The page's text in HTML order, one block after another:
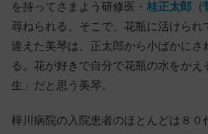
を持ってさまよう研修医・ 桂正太郎（
尋ねられる。そこで、花瓶に活けられ
違えた美琴は、正太郎から小ばかにさ
る。花が好きで自分で花瓶の水をかえ
生」だと思う美琴。
梓川病院の入院患者のほとんどは８０